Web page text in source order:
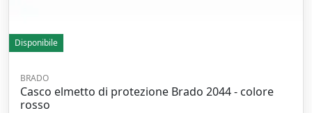
Disponibile
BRADO
Casco elmetto di protezione Brado 2044 - colore
rosso